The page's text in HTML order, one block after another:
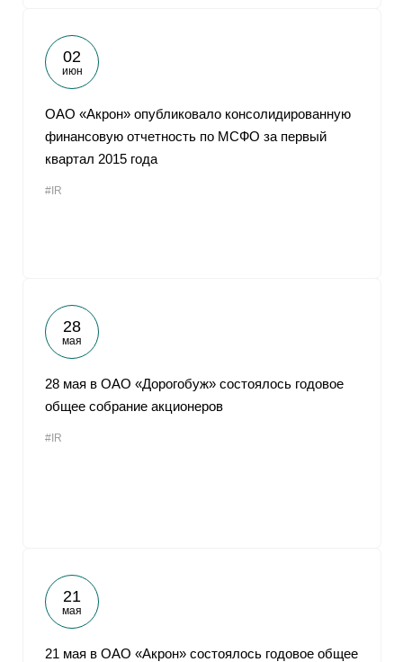
02
июн
ОАО «Акрон» опубликовало консолидированную
финансовую отчетность по МСФО за первый
квартал 2015 года
#IR
28
мая
28 мая в ОАО «Дорогобуж» состоялось годовое
общее собрание акционеров
#IR
21
мая
21 мая в ОАО «Акрон» состоялось годовое общее